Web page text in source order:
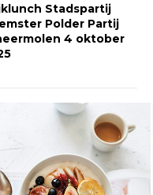
Stadspartij
Polder Partij
4 oktober